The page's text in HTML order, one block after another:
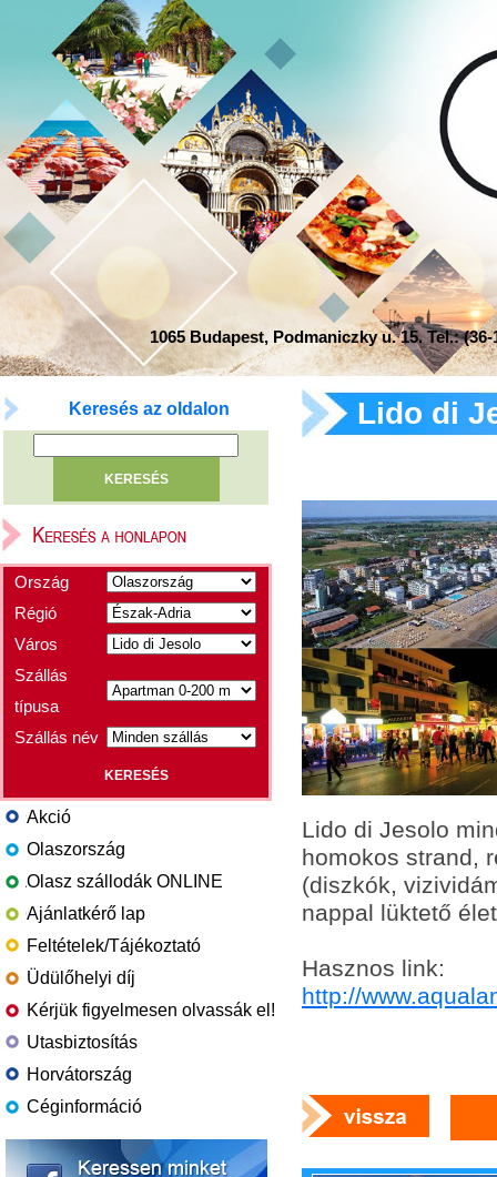
1065 Budapest, Podmaniczky u. 15. Tel.:
Lido di
Lido di Jesolo
homokos strand,
(diszkók,
nappal lüktető
Hasznos link:
http://
Keresés az oldalon
Ország
Régió
Város
Szállás
típusa
Szállás név
Akció
Olaszország
Olasz szállodák ONLINE
Ajánlatkérő lap
Feltételek/Tájékoztató
Üdülőhelyi díj
Kérjük figyelmesen olvassák el!
Utasbiztosítás
Horvátország
Céginformáció